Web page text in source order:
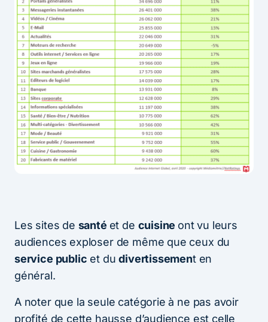
Les sites de santé et de cuisine ont vu leurs
audiences exploser de même que ceux du
service public et dudivertissement en
général.
A noter que la seule catégorie à ne pas avoir
profité de cette hausse d’audience est celle